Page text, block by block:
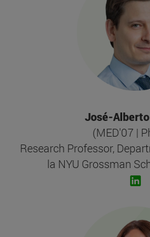
José-
(MED'07 |
Research Professor,
la NYU Grossman